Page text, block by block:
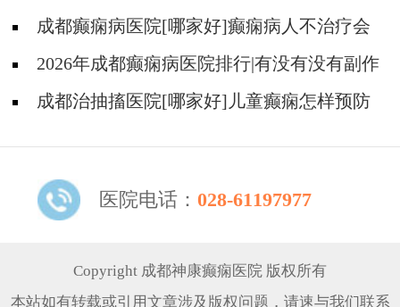
癫痫的中医?
成都癫痫病医院[哪家好]癫痫病人不治疗会
怎样?2026年成都癫痫病医院排行|有没有没有副作
用的抗癫痫药物呢？
成都治抽搐医院[哪家好]儿童癫痫怎样预防
医院电话： 028-61197977
Copyright 成都神康癫痫医院 版权所有
本站如有转载或引用文章涉及版权问题，请速与我们联系